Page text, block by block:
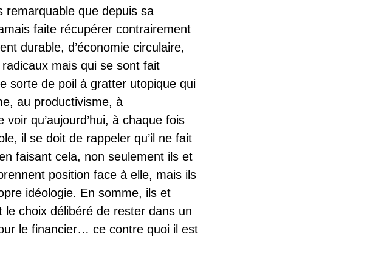
remarquable que depuis sa
faite récupérer contrairement
durable, d’économie circulaire,
mais qui se sont fait
sorte de poil à gratter utopique qui
au productivisme, à
qu’aujourd’hui, à chaque fois
il se doit de rappeler qu’il ne fait
faisant cela, non seulement ils et
position face à elle, mais ils
idéologie. En somme, ils et
choix délibéré de rester dans un
le financier… ce contre quoi il est